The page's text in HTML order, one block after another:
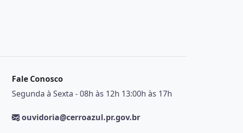
Fale Conosco
Segunda à Sexta - 08h às 12h 13:00h às 17h
ouvidoria@cerroazul.pr.gov.br